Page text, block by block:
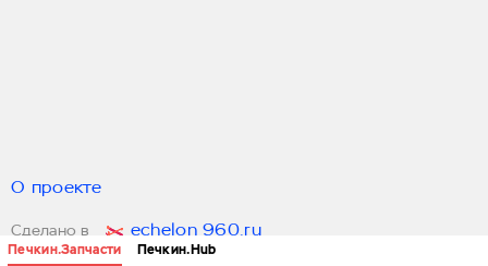
Печкин.Запчасти Печкин.Hub
О проекте
Сделано в echelon 960.ru